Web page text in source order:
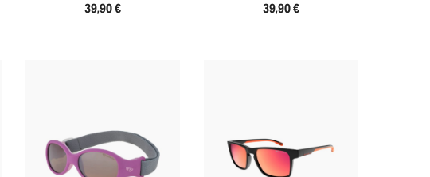
39,90 € 39,90 €